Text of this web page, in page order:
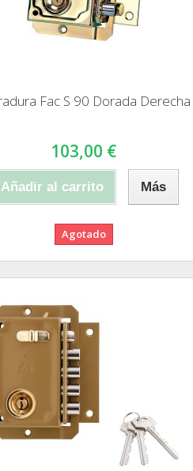
Fac S 90 Dorada Derecha
103,00 €
Añadir al carrito Más
Agotado